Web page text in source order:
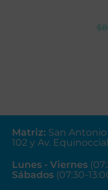
$
Matriz: San
102 y Av.
Lunes - Viernes
Sábados (07:30-